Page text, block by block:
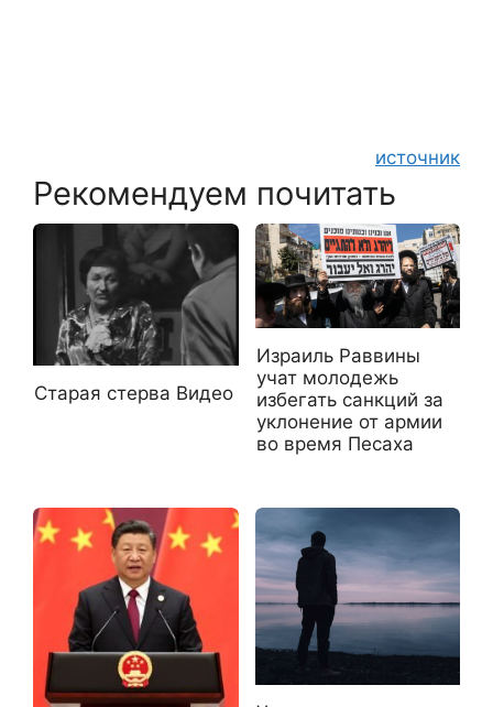
источник
Рекомендуем почитать
Старая стерва Видео
Израиль Раввины
учат молодежь
избегать санкций за
уклонение от армии
во время Песаха